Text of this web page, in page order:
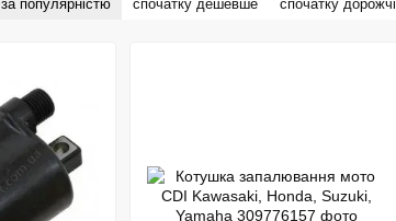
за популярністю спочатку дешевше спочатку дорожчі